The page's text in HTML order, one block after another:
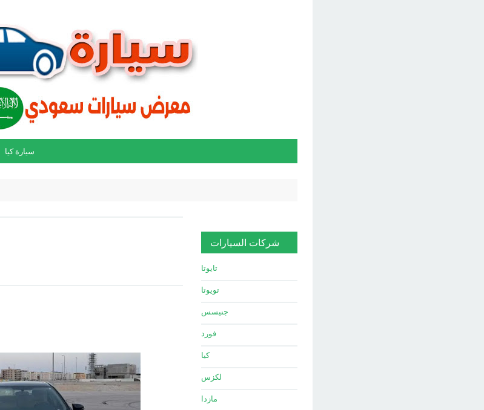
سيارة كيا
شركات السيارات
تايوتا
تويوتا
جنيسس
فورد
كيا
لكزس
مازدا